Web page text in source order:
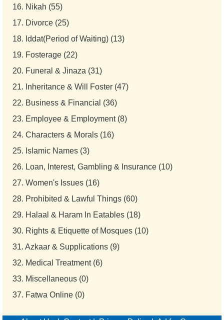
16. Nikah (55)
17. Divorce (25)
18. Iddat(Period of Waiting) (13)
19. Fosterage (22)
20. Funeral & Jinaza (31)
21. Inheritance & Will Foster (47)
22. Business & Financial (36)
23. Employee & Employment (8)
24. Characters & Morals (16)
25. Islamic Names (3)
26. Loan, Interest, Gambling & Insurance (10)
27. Women's Issues (16)
28. Prohibited & Lawful Things (60)
29. Halaal & Haram In Eatables (18)
30. Rights & Etiquette of Mosques (10)
31. Azkaar & Supplications (9)
32. Medical Treatment (6)
33. Miscellaneous (0)
37. Fatwa Online (0)